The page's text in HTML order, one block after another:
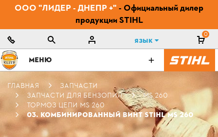
ООО "ЛИДЕР - ДНЕПР +" - Официальный дилер
продукции STIHL
Язык
0
МЕНЮ
ГЛАВНАЯ
ЗАПЧАСТИ
ЗАПЧАСТИ ДЛЯ БЕНЗОПИЛ
MS 260
ТОРМОЗ ЦЕПИ MS 260
03. КОМБИНИРОВАННЫЙ ВИНТ STIHL MS 260